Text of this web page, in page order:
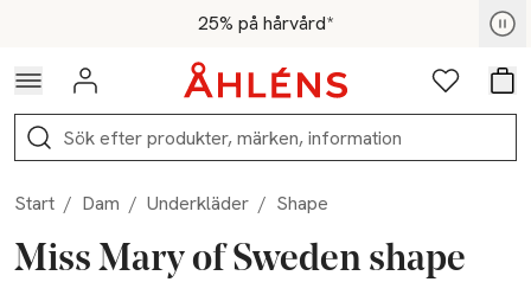
Hoppa till navigationsmenyn25% på hårvård*
För medlemmar - Shoppa nu
Logga in Favoriter
Sök
Start / Dam / Underkläder / Shape
Miss Mary of Sweden shape